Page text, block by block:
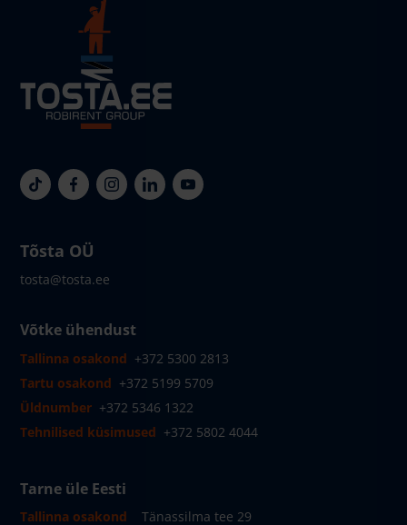
Tõsta OÜ
tosta@tosta.ee
Võtke ühendust
Tallinna osakond +372 5300 2813
Tartu osakond +372 5199 5709
Üldnumber +372 5346 1322
Tehnilised küsimused +372 5802 4044
Tarne üle Eesti
Tallinna osakond Tänassilma tee 29